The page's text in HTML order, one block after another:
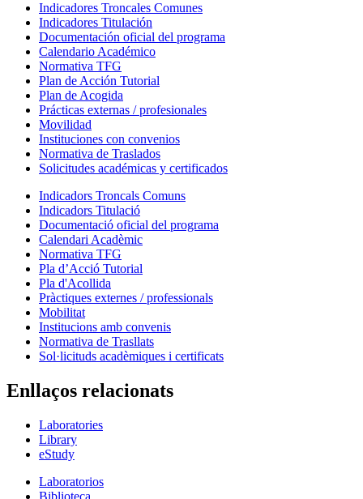
Indicadores Troncales Comunes
Indicadores Titulación
Documentación oficial del programa
Calendario Académico
Normativa TFG
Plan de Acción Tutorial
Plan de Acogida
Prácticas externas / profesionales
Movilidad
Instituciones con convenios
Normativa de Traslados
Solicitudes académicas y certificados
Indicadors Troncals Comuns
Indicadors Titulació
Documentació oficial del programa
Calendari Acadèmic
Normativa TFG
Pla d’Acció Tutorial
Pla d'Acollida
Pràctiques externes / professionals
Mobilitat
Institucions amb convenis
Normativa de Trasllats
Sol·licituds acadèmiques i certificats
Enllaços relacionats
Laboratories
Library
eStudy
Laboratorios